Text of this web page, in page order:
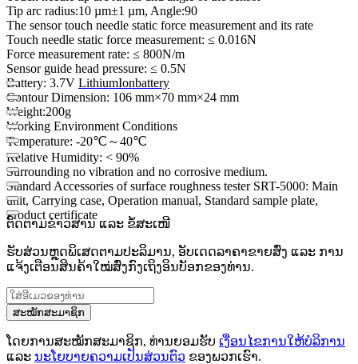
Tip arc radius:10 µm±1 µm, Angle:90
The sensor touch needle static force measurement and its rate
Touch needle static force measurement: ≤ 0.016N
Force measurement rate: ≤ 800N/m
Sensor guide head pressure: ≤ 0.5N
Battery: 3.7V LithiumIonbattery
Contour Dimension: 106 mm×70 mm×24 mm
Weight:200g
Working Environment Conditions
Temperature: -20℃～40℃
Relative Humidity: < 90%
Surrounding no vibration and no corrosive medium.
Standard Accessories of surface roughness tester SRT-5000: Main
unit, Carrying case, Operation manual, Standard sample plate,
Product certificate
ຕິດຕາມຂ່າວສານ ແລະ ຂໍ້ສະເໜີ
ຮັບສ່ວນຫຼຸດພິເສດຕາມປະລິມານ, ອັບເດດລາຄາຂາຍສົ່ງ ແລະ ການ
ແຈ້ງເຕືອນສິນຄ້າໃໝ່ສົ່ງກົງເຖິງອິນບັອກຂອງທ່ານ.
ສະໝັກສະມາຊິກ
ໂດຍການສະໝັກສະມາຊິກ, ທ່ານຍອມຮັບ ເງື່ອນໄຂການໃຫ້ບໍລິການ
ແລະ ນະໂຍບາຍຄວາມເປັນສ່ວນຕົວ ຂອງພວກເຮົາ.